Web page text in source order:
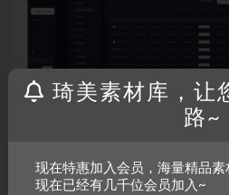
琦美素材库，让
路~
现在特惠加入会员，海量精品素
现在已经有几千位会员加入~